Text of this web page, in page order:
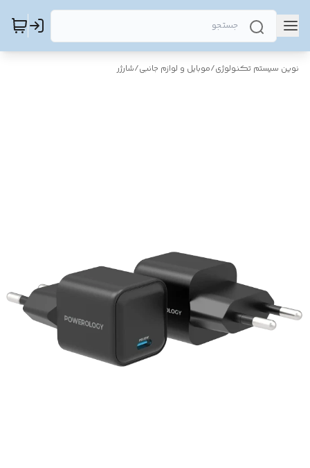
نوین سیستم تکنولوژی/موبایل و لوازم جانبی/شارژر